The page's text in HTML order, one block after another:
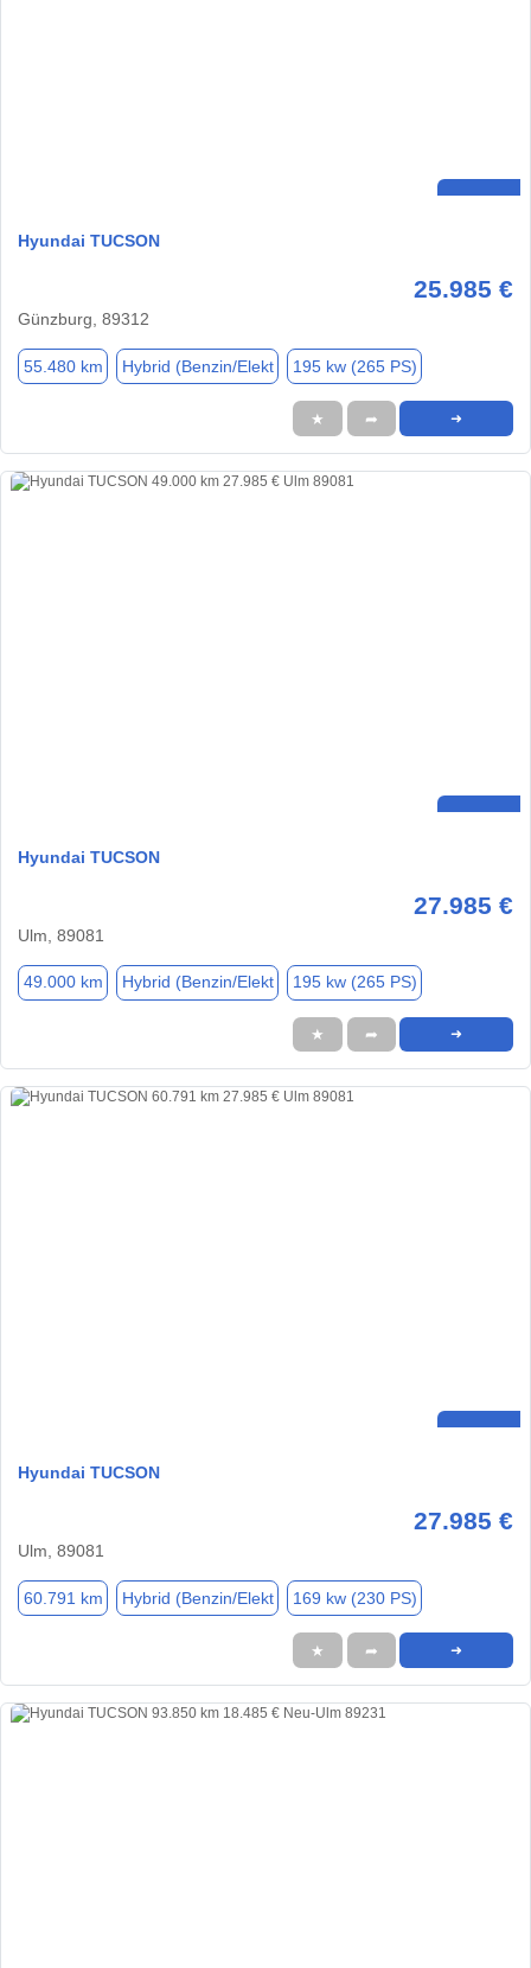
Hyundai TUCSON
25.985 €
Günzburg, 89312
55.480 km Hybrid (Benzin/Elekt 195 kw (265 PS)
★ ➦ ➜
Hyundai TUCSON
27.985 €
Ulm, 89081
49.000 km Hybrid (Benzin/Elekt 195 kw (265 PS)
★ ➦ ➜
Hyundai TUCSON
27.985 €
Ulm, 89081
60.791 km Hybrid (Benzin/Elekt 169 kw (230 PS)
★ ➦ ➜